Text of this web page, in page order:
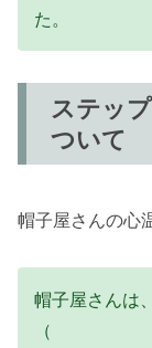
た。
ステッ
ついて
帽子屋さんの心
帽子屋さんは
（ ）